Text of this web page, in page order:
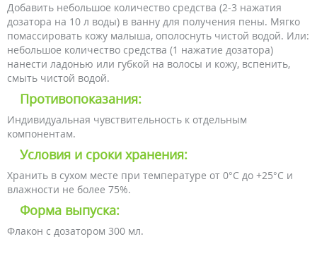
Добавить небольшое количество средства (2-3 нажатия
дозатора на 10 л воды) в ванну для получения пены. Мягко
помассировать кожу малыша, ополоснуть чистой водой. Или:
небольшое количество средства (1 нажатие дозатора)
нанести ладонью или губкой на волосы и кожу, вспенить,
смыть чистой водой.
Противопоказания:
Индивидуальная чувствительность к отдельным
компонентам.
Условия и сроки хранения:
Хранить в сухом месте при температуре от 0°С до +25°С и
влажности не более 75%.
Форма выпуска:
Флакон с дозатором 300 мл.